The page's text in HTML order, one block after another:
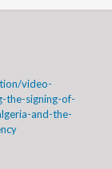
video-
the-signing-of-
and-the-